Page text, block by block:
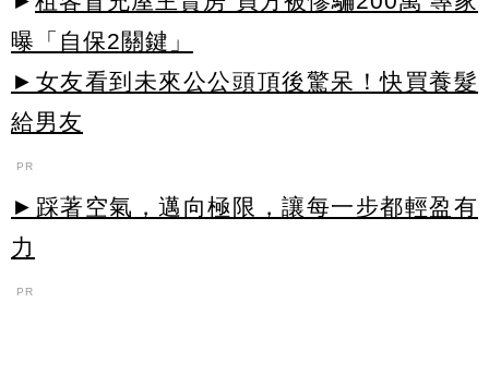
曝「自保2關鍵」
►女友看到未來公公頭頂後驚呆！快買養髮
給男友
PR
►踩著空氣，邁向極限，讓每一步都輕盈有
力
PR